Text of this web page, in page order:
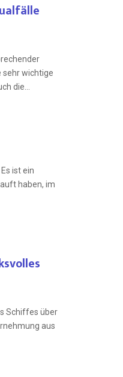
sehr wichtige
die...
ist ein
haben, im
Schiffes über
aus